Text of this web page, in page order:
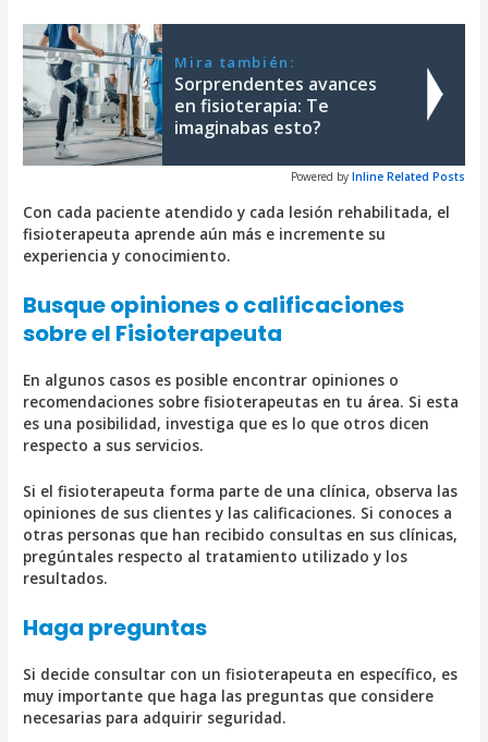
Mira también:
Sorprendentes avances
en fisioterapia: Te
imaginabas esto?
Powered by Inline Related Posts
Con cada paciente atendido y cada lesión rehabilitada, el
fisioterapeuta aprende aún más e incremente su
experiencia y conocimiento.
Busque opiniones o calificaciones
sobre el Fisioterapeuta
En algunos casos es posible encontrar opiniones o
recomendaciones sobre fisioterapeutas en tu área. Si esta
es una posibilidad, investiga que es lo que otros dicen
respecto a sus servicios.
Si el fisioterapeuta forma parte de una clínica, observa las
opiniones de sus clientes y las calificaciones. Si conoces a
otras personas que han recibido consultas en sus clínicas,
pregúntales respecto al tratamiento utilizado y los
resultados.
Haga preguntas
Si decide consultar con un fisioterapeuta en específico, es
muy importante que haga las preguntas que considere
necesarias para adquirir seguridad.